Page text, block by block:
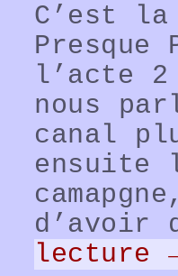
C’est la
Presque
l’acte
nous
canal
ensuite
d’avoir
lecture